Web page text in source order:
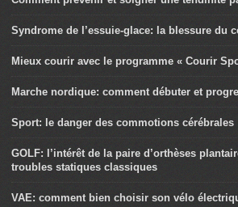
Syndrome de l’essuie-glace: la blessure du
Mieux courir avec le programme « Courir
Marche nordique: comment débuter et
Sport: le danger des commotions cérébrales
GOLF: l’intérêt de la paire d’orthèses
troubles statiques classiques
VAE: comment bien choisir son vélo